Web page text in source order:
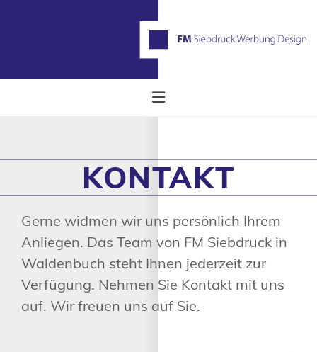
KONTAKT
Gerne widmen wir uns persönlich Ihrem
Anliegen. Das Team von FM Siebdruck in
Waldenbuch steht Ihnen jederzeit zur
Verfügung. Nehmen Sie Kontakt mit uns
auf. Wir freuen uns auf Sie.